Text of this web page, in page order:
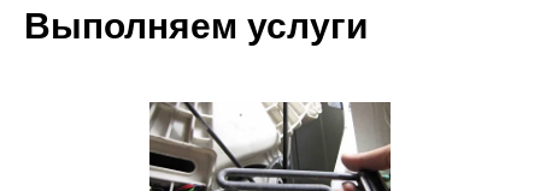
Выполняем услуги